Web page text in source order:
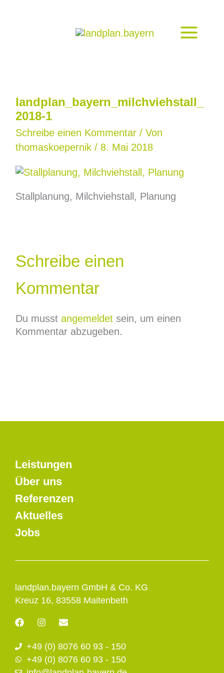
landplan_bayern_milchviehstall_
2018-1
Schreibe einen Kommentar / Von
thomaskoepernik / 8. Mai 2018
Stallplanung, Milchviehstall, Planung
Schreibe einen
Kommentar
Du musst angemeldetsein, um einen
Kommentar abzugeben.
landplan.bayern GmbH & Co. KG
Kreuz 16, 83558 Maitenbeth
F
a
e
b
o
I
n
t
a
g
E
e
l
o
+49 (0) 8076 60 93 - 150
+49 (0) 8076 60 93 - 150
Leistungen
Über uns
Referenzen
Aktuelles
Jobs